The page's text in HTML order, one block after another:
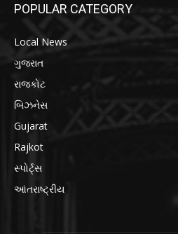
POPULAR CATEGORY
Local News
ગુજરાત
રાજકોટ
બિઝનેસ
Gujarat
Rajkot
સ્પોર્ટ્સ
આંતરાષ્ટ્રીય